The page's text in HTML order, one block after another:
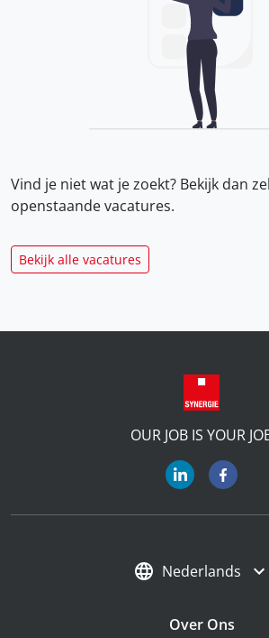
Vind je niet wat je zoekt? Bekijk dan
openstaande vacatures.
Bekijk alle vacatures
OUR JOB IS YOUR
Nederlands
Over Ons